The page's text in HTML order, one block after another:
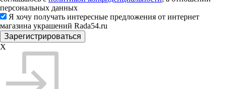
персональных данных
Я хочу получать интересные предложения от интернет
магазина украшений Rada54.ru
X